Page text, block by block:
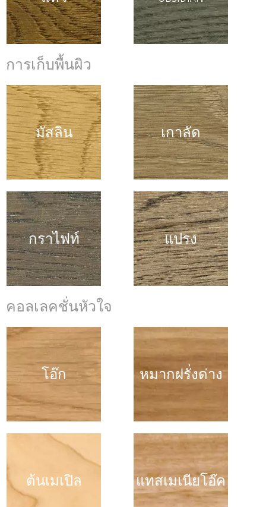
การเก็บพื้นผิว
มัสลิน เกาลัด
กราไฟท์ แปรง
คอลเลคชั่นหัวใจ
โอ๊ก หมากฝรั่งด่าง
ต้นเมเปิล แทสเมเนียโอ๊ค